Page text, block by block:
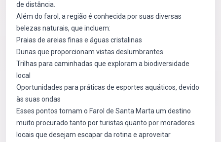
de distância.
Além do farol, a região é conhecida por suas diversas
belezas naturais, que incluem:
Praias de areias finas e águas cristalinas
Dunas que proporcionam vistas deslumbrantes
Trilhas para caminhadas que exploram a biodiversidade
local
Oportunidades para práticas de esportes aquáticos, devido
às suas ondas
Esses pontos tornam o Farol de Santa Marta um destino
muito procurado tanto por turistas quanto por moradores
locais que desejam escapar da rotina e aproveitar